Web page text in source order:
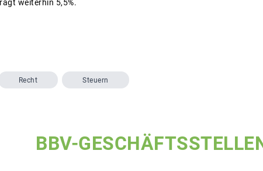
weiterhin 5,5%.
Recht Steuern
BBV-